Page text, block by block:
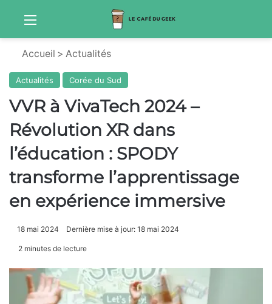
Menu
Accueil > Actualités
Actualités Corée du Sud
VVR à VivaTech 2024 –
Révolution XR dans
l’éducation : SPODY
transforme l’apprentissage
en expérience immersive
18 mai 2024 Dernière mise à jour: 18 mai 2024
2 minutes de lecture